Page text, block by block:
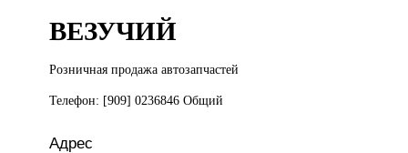
ВЕЗУЧИЙ
Розничная продажаавтозапчастей
Телефон: [909] 0236846 Общий
Адрес